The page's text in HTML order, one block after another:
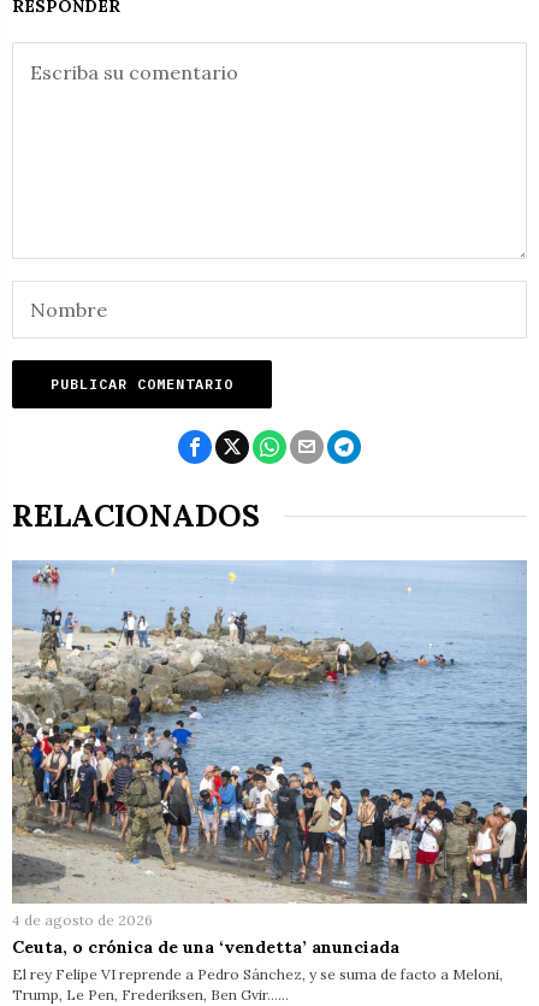
RESPONDER
RELACIONADOS
4 de agosto de 2026
Ceuta, o crónica de una ‘vendetta’ anunciada
El rey Felipe VI reprende a Pedro Sánchez, y se suma de facto a Meloni,
Trump, Le Pen, Frederiksen, Ben Gvir……